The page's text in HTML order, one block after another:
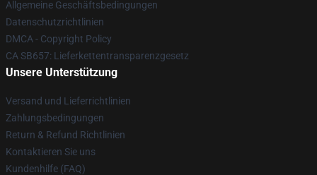
Allgemeine Geschäftsbedingungen
Datenschutzrichtlinien
DMCA - Copyright Policy
CA SB657: Lieferkettentransparenzgesetz
Unsere Unterstützung
Versand und Lieferrichtlinien
Zahlungsbedingungen
Return & Refund Richtlinien
Kontaktieren Sie uns
Kundenhilfe (FAQ)